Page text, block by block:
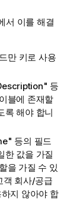
서 이를 해결
만 키로 사용
등
블에 존재할
록 해야 합니
등의 필드
한 값을 가질
을 가질 수 있
객 회사/공급
지 않아야 합